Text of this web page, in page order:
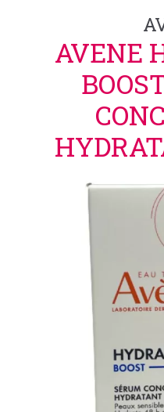
AVENE